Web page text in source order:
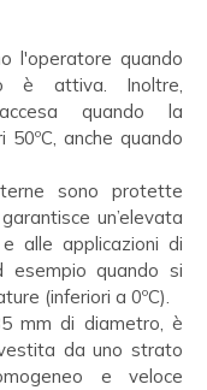
l'operatore quando
è attiva. Inoltre,
quando la
anche quando
sono protette
un’elevata
alle applicazioni di
esempio quando si
(inferiori a 0ºC).
mm di diametro, è
da uno strato
e veloce